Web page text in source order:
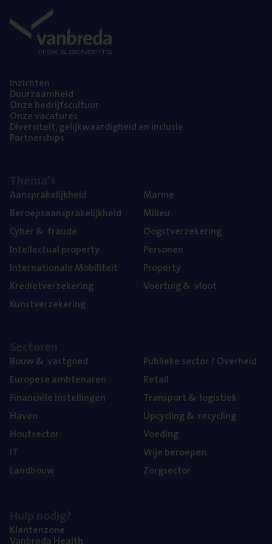
Inzich­ten
Duur­zaam­heid
Onze bedrijfs­cul­tuur
Onze vaca­tu­res
Diver­si­teit, gelijk­waar­dig­heid en inclusie
Part­ner­ships
Aan­spra­ke­lijk­heid
Beroeps­aan­spra­ke­lijk­heid
Cyber& fraude
Intel­lec­tu­al property
Inter­na­ti­o­na­le Mobiliteit
Kre­diet­ver­ze­ke­ring
Kunst­ver­ze­ke­ring
Mari­ne
Mili­eu
Oogst­ver­ze­ke­ring
Per­so­nen
Pro­per­ty
Voer­tuig& vloot
Bouw& vastgoed
Euro­pe­se ambtenaren
Finan­ci­ë­le instellingen
Haven
Hout­sec­tor
IT
Land­bouw
Publie­ke sec­tor / Overheid
Retail
Trans­port& logistiek
Upcy­cling& recycling
Voe­ding
Vrije beroe­pen
Zorg­sec­tor
Klan­ten­zo­ne
Van­b­re­da Health